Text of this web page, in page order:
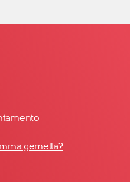
gemella?